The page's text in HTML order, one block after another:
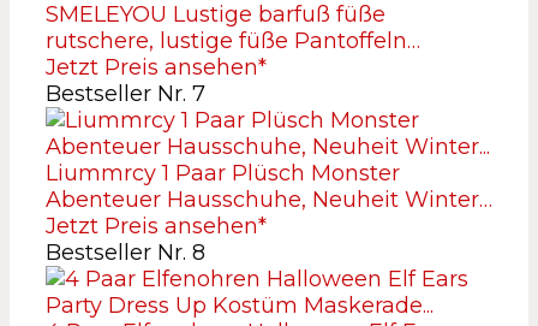
SMELEYOU Lustige barfuß füße
rutschere, lustige füße Pantoffeln…
Jetzt Preis ansehen*
Bestseller Nr. 7
Liummrcy 1 Paar Plüsch Monster
Abenteuer Hausschuhe, Neuheit Winter…
Jetzt Preis ansehen*
Bestseller Nr. 8